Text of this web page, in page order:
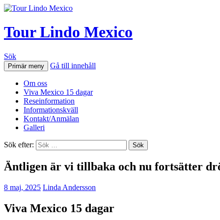
Tour Lindo Mexico
Sök
Primär meny Gå till innehåll
Om oss
Viva Mexico 15 dagar
Reseinformation
Informationskväll
Kontakt/Anmälan
Galleri
Sök efter:
Äntligen är vi tillbaka och nu fortsätter
8 maj, 2025 Linda Andersson
Viva Mexico 15 dagar